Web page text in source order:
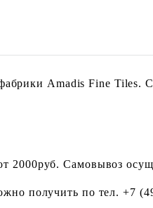
Amadis Fine Tiles.
Самовывоз
получить по тел. +7